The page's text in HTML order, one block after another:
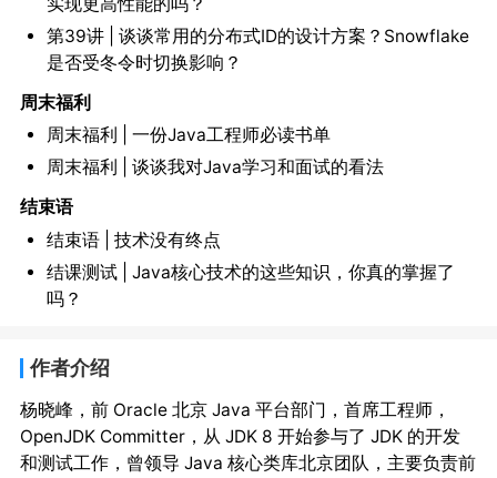
第39讲 | 谈谈常用的分布式ID的设计方案？Snowflake
是否受冬令时切换影响？
周末福利
周末福利 | 一份Java工程师必读书单
周末福利 | 谈谈我对Java学习和面试的看法
结束语
结束语 | 技术没有终点
结课测试 | Java核心技术的这些知识，你真的掌握了
吗？
作者介绍
杨晓峰，前 Oracle 北京 Java 平台部门，首席工程师，
OpenJDK Committer，从 JDK 8 开始参与了 JDK 的开发
和测试工作，曾领导 Java 核心类库北京团队，主要负责前